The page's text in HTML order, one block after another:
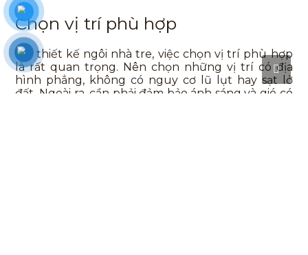
Chọn vị trí phù hợp
Khi thiết kế ngôi nhà tre, việc chọn vị trí phù hợp
là rất quan trọng. Nên chọn những vị trí có địa
hình phẳng, không có nguy cơ lũ lụt hay sạt lở
đất. Ngoài ra, cần phải đảm bảo ánh sáng và gió có